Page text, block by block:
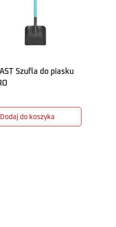
Szufla do piasku
Dodaj do koszyka